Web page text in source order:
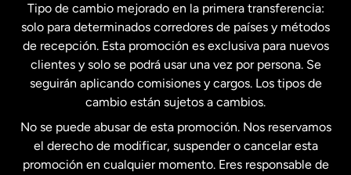
Estados Unidos English
Estados Unidos Español
Francia
Tipo de cambio mejorado en la primera transferencia:
solo para determinados corredores de países y métodos
de recepción. Esta promoción es exclusiva para nuevos
clientes y solo se podrá usar una vez por persona. Se
seguirán aplicando comisiones y cargos. Los tipos de
cambio están sujetos a cambios.
No se puede abusar de esta promoción. Nos reservamos
el derecho de modificar, suspender o cancelar esta
promoción en cualquier momento. Eres responsable de